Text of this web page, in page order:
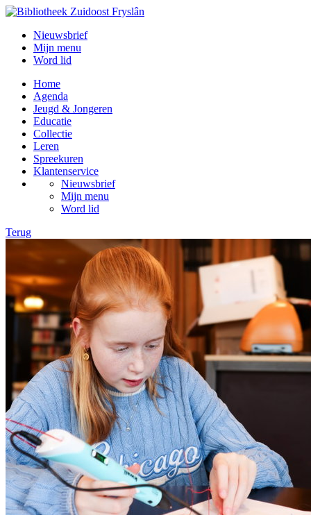
Nieuwsbrief
Mijn menu
Word lid
Home
Agenda
Jeugd & Jongeren
Educatie
Collectie
Leren
Spreekuren
Klantenservice
Nieuwsbrief
Mijn menu
Word lid
Terug